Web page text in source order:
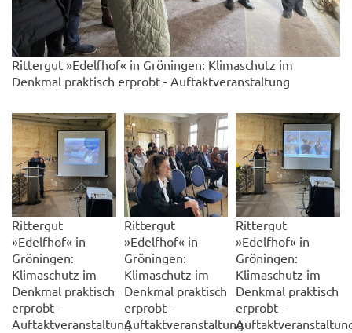
Rittergut »Edelfhof« in Gröningen: Klimaschutz im
Denkmal praktisch erprobt - Auftaktveranstaltung
Rittergut
»Edelfhof« in
Gröningen:
Klimaschutz im
Denkmal praktisch
erprobt -
Auftaktveranstaltung
Rittergut
»Edelfhof« in
Gröningen:
Klimaschutz im
Denkmal praktisch
erprobt -
Auftaktveranstaltung
Rittergut
»Edelfhof« in
Gröningen:
Klimaschutz im
Denkmal praktisch
erprobt -